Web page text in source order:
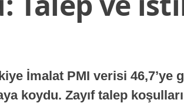
İmalat PMI verisi 46,7’ye
koydu. Zayıf talep